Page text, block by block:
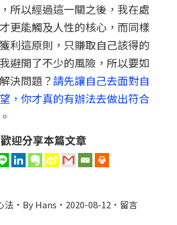
所以經過這一關之後，我在處
更能觸及人性的核心，而同樣
利這原則，只賺取自己該得的
避開了不少的風險，所以要如
決問題？請先讓自己去面對自
，你才真的有辦法去做出符合
歡迎分享本篇文章
法 ByHans 2020-08-12 留言